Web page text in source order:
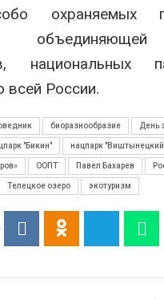
охраняемых
национальных
всей России.
биоразнообразие День
"Бикин" нацпарк
ООПТ Павел Бахарев
Телецкое озеро экотуризм